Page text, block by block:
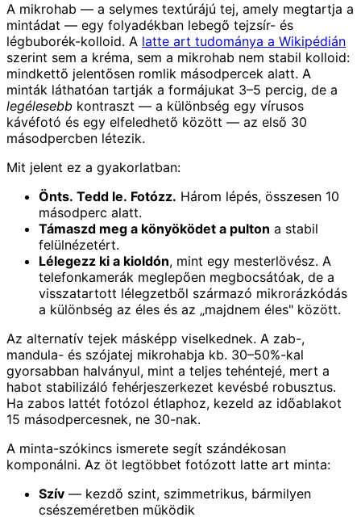
A mikrohab — a selymes textúrájú tej, amely megtartja a
mintádat — egy folyadékban lebegő tejzsír- és
légbuborék-kolloid. A latte art tudománya a Wikipédián
szerint sem a kréma, sem a mikrohab nem stabil kolloid:
mindkettő jelentősen romlik másodpercek alatt. A
minták láthatóan tartják a formájukat 3–5 percig, de a
legélesebb kontraszt — a különbség egy vírusos
kávéfotó és egy elfeledhető között — az első 30
másodpercben létezik.
Mit jelent ez a gyakorlatban:
Önts. Tedd le. Fotózz. Három lépés, összesen 10
másodperc alatt.
Támaszd meg a könyöködet a pulton a stabil
felülnézetért.
Lélegezz ki a kioldón, mint egy mesterlövész. A
telefonkamerák meglepően megbocsátóak, de a
visszatartott lélegzetből származó mikrorázkódás
a különbség az éles és az „majdnem éles" között.
Az alternatív tejek másképp viselkednek. A zab-,
mandula- és szójatej mikrohabja kb. 30–50%-kal
gyorsabban halványul, mint a teljes tehéntejé, mert a
habot stabilizáló fehérjeszerkezet kevésbé robusztus.
Ha zabos lattét fotózol étlaphoz, kezeld az időablakot
15 másodpercesnek, ne 30-nak.
A minta-szókincs ismerete segít szándékosan
komponálni. Az öt legtöbbet fotózott latte art minta:
Szív — kezdő szint, szimmetrikus, bármilyen
csészeméretben működik